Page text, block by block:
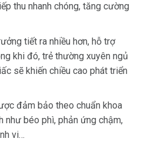
thu nhanh chóng, tăng cường
tiết ra nhiều hơn, hỗ trợ
khi đó, trẻ thường xuyên ngủ
sẽ khiến chiều cao phát triển
đảm bảo theo chuẩn khoa
như béo phì, phản ứng chậm,
vi…